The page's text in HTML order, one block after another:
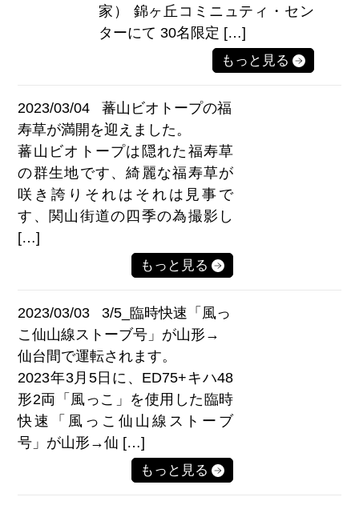
家） 錦ヶ丘コミニュティ・セン
ターにて 30名限定 […]
もっと見る
2023/03/04
蕃山ビオトープの福
寿草が満開を迎えました。
蕃山ビオトープは隠れた福寿草
の群生地です、綺麗な福寿草が
咲き誇りそれはそれは見事で
す、関山街道の四季の為撮影し
[…]
もっと見る
2023/03/03
3/5_臨時快速「風っ
こ仙山線ストーブ号」が山形→
仙台間で運転されます。
2023年3月5日に、ED75+キハ48
形2両「風っこ」を使用した臨時
快速「風っこ仙山線ストーブ
号」が山形→仙 […]
もっと見る